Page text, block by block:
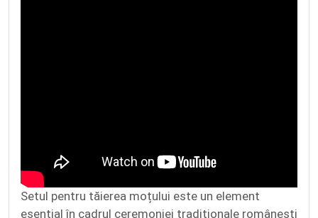
Setul pentru tăierea moțului este un element
esențial în cadrul ceremoniei tradiționale românești